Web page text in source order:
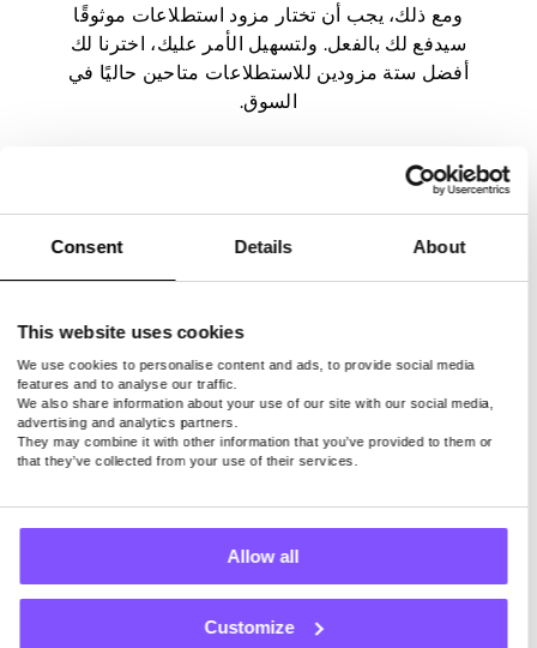
Consent Details About
This website uses cookies
We use cookies to personalise content and ads, to provide social media
features and to analyse our traffic.
We also share information about your use of our site with our social media,
advertising and analytics partners.
They may combine it with other information that you’ve provided to them or
that they’ve collected from your use of their services.
Allow all
Customize
ومع ذلك، يجب أن تختار مزود استطلاعات موثوقًا
سيدفع لك بالفعل. ولتسهيل الأمر عليك، اخترنا لك
أفضل ستة مزودين للاستطلاعات متاحين حاليًا في
السوق.
1. Pawns.app
Pawns.app هو مزود شرعي تم
الموثوقة. لديها استطلاعات قصيرة
تستغرق بضع دقائق فقط للإجابة عليها
، كل منها يدفع حوالي 1 دولار. تحتاج